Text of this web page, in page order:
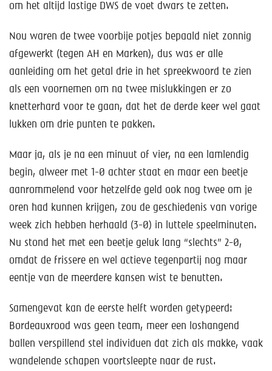
om het altijd lastige DWS de voet dwars te zetten.
Nou waren de twee voorbije potjes bepaald niet zonnig
afgewerkt (tegen AH en Marken), dus was er alle
aanleiding om het getal drie in het spreekwoord te zien
als een voornemen om na twee mislukkingen er zo
knetterhard voor te gaan, dat het de derde keer wel gaat
lukken om drie punten te pakken.
Maar ja, als je na een minuut of vier, na een lamlendig
begin, alweer met 1-0 achter staat en maar een beetje
aanrommelend voor hetzelfde geld ook nog twee om je
oren had kunnen krijgen, zou de geschiedenis van vorige
week zich hebben herhaald (3-0) in luttele speelminuten.
Nu stond het met een beetje geluk lang “slechts” 2-0,
omdat de frissere en wel actieve tegenpartij nog maar
eentje van de meerdere kansen wist te benutten.
Samengevat kan de eerste helft worden getypeerd:
Bordeauxrood was geen team, meer een loshangend
ballen verspillend stel individuen dat zich als makke, vaak
wandelende schapen voortsleepte naar de rust.